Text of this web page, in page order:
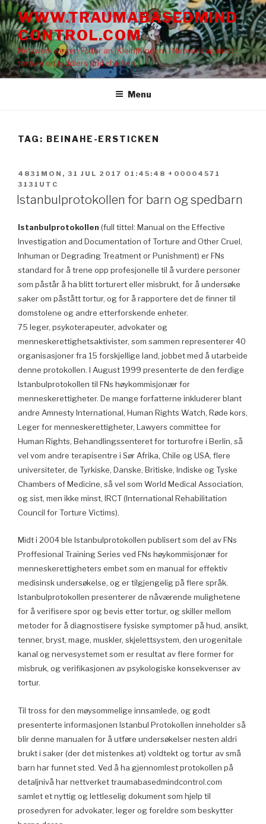
Skip
to
content
WWW.TRAUMABASEDMIND
CONTROL.COM
Netzwerk gegen Folter an (Klein)Kindern | Network against
torture on toddlers and children
Menu
TAG: BEINAHE-ERSTICKEN
POSTED
ON
4831MON, 31 JUL 2017 01:45:48 +00004571
3131UTC
Istanbulprotokollen for barn og spedbarn
Istanbulprotokollen (full tittel: Manual on the Effective
Investigation and Documentation of Torture and Other Cruel,
Inhuman or Degrading Treatment or Punishment) er FNs
standard for å trene opp profesjonelle til å vurdere personer
som påstår å ha blitt torturert eller misbrukt, for å undersøke
saker om påstått tortur, og for å rapportere det de finner til
domstolene og andre etterforskende enheter.
75 leger, psykoterapeuter, advokater og
menneskerettighetsaktivister, som sammen representerer 40
organisasjoner fra 15 forskjellige land, jobbet med å utarbeide
denne protokollen. I August 1999 presenterte de den ferdige
Istanbulprotokollen til FNs høykommisjonær for
menneskerettigheter. De mange forfatterne inkluderer blant
andre Amnesty International, Human Rights Watch, Røde kors,
Leger for menneskerettigheter, Lawyers committee for
Human Rights, Behandlingssenteret for torturofre i Berlin, så
vel vom andre terapisentre i Sør Afrika, Chile og USA, flere
universiteter, de Tyrkiske, Danske, Britiske, Indiske og Tyske
Chambers of Medicine, så vel som World Medical Association,
og sist, men ikke minst, IRCT (International Rehabilitation
Council for Torture Victims).
Midt i 2004 ble Istanbulprotokollen publisert som del av FNs
Proffesional Training Series ved FNs høykommisjonær for
menneskerettigheters embet som en manual for effektiv
medisinsk undersøkelse, og er tilgjengelig på flere språk.
Istanbulprotokollen presenterer de nåværende mulighetene
for å verifisere spor og bevis etter tortur, og skiller mellom
metoder for å diagnostisere fysiske symptomer på hud, ansikt,
tenner, bryst, mage, muskler, skjelettsystem, den urogenitale
kanal og nervesystemet som er resultat av flere former for
misbruk, og verifikasjonen av psykologiske konsekvenser av
tortur.
Til tross for den møysommelige innsamlede, og godt
presenterte informasjonen Istanbul Protokollen inneholder så
blir denne manualen for å utføre undersøkelser nesten aldri
brukt i saker (der det mistenkes at) voldtekt og tortur av små
barn har funnet sted. Ved å ha gjennomlest protokollen på
detaljnivå har nettverket traumabasedmindcontrol.com
samlet et nyttig og lettleselig dokument som hjelp til
prosedyren for advokater, leger og foreldre som beskytter